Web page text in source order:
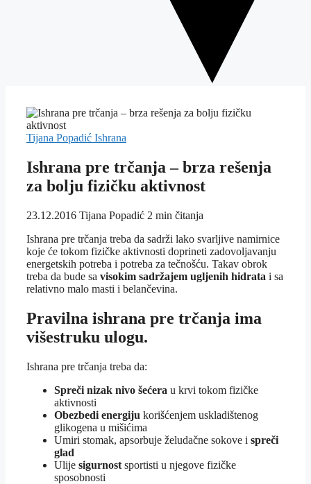
Tijana Popadić Ishrana
Ishrana pre trčanja – brza rešenja
za bolju fizičku aktivnost
23.12.2016 Tijana Popadić 2 min čitanja
Ishrana pre trčanja treba da sadrži lako svarljive namirnice
koje će tokom fizičke aktivnosti doprineti zadovoljavanju
energetskih potreba i potreba za tečnošću. Takav obrok
treba da bude sa visokim sadržajem ugljenih hidrata i sa
relativno malo masti i belančevina.
Pravilna ishrana pre trčanja ima
višestruku ulogu.
Ishrana pre trčanja treba da:
Spreči nizak nivo šećera u krvi tokom fizičke
aktivnosti
Obezbedi energiju korišćenjem uskladištenog
glikogena u mišićima
Umiri stomak, apsorbuje želudačne sokove i spreči
glad
Ulije sigurnost sportisti u njegove fizičke
sposobnosti